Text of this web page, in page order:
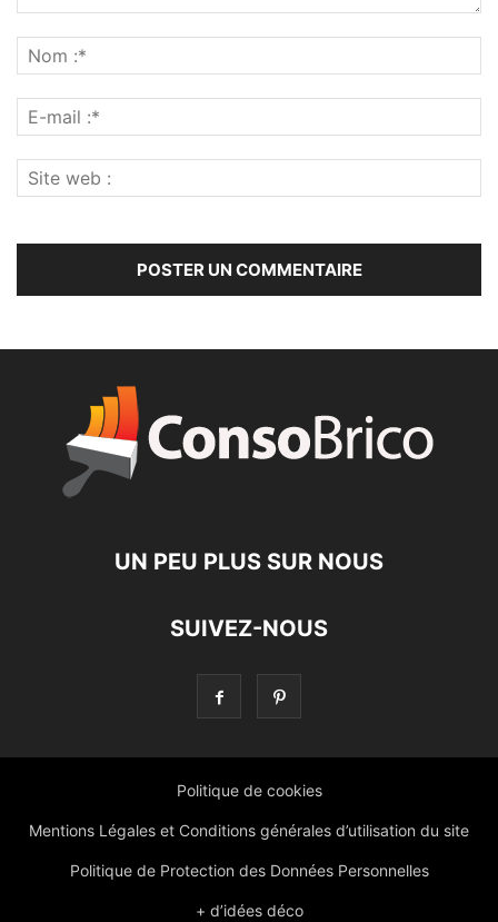
UN PEU PLUS SUR NOUS
SUIVEZ-NOUS
Politique de cookies
Mentions Légales et Conditions générales d’utilisation du site
Politique de Protection des Données Personnelles
+ d’idées déco